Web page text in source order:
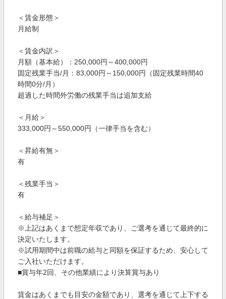
＜賃金形態＞
月給制
＜賃金内訳＞
月額（基本給）：250,000円～400,000円
固定残業手当/月：83,000円～150,000円（固定残業時間40
時間0分/月）
超過した時間外労働の残業手当は追加支給
＜月給＞
333,000円～550,000円（一律手当を含む）
＜昇給有無＞
有
＜残業手当＞
有
＜給与補足＞
※上記はあくまで想定年収であり、ご選考を通じて最終的に
決定いたします。
※試用期間中は前職の給与と同額を保証するため、安心して
ご入社いただけます。
■賞与年2回、その他業績により決算賞与あり
賃金はあくまでも目安の金額であり、選考を通じて上下する